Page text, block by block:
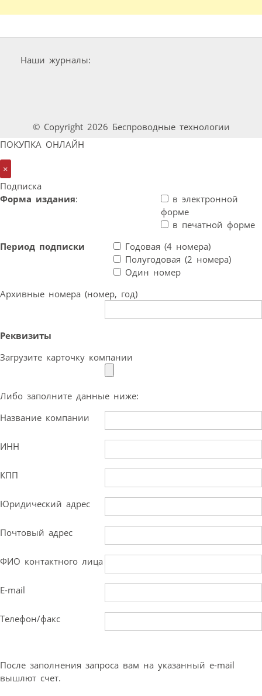
Наши журналы:
© Copyright 2026 Беспроводные технологии
ПОКУПКА ОНЛАЙН
×
Подписка
Форма издания:
в электронной
форме
в печатной форме
Период подписки
Годовая (4 номера)
Полугодовая (2 номера)
Один номер
Архивные номера (номер, год)
Реквизиты
Загрузите карточку компании
Либо заполните данные ниже:
Название компании
ИНН
КПП
Юридический адрес
Почтовый адрес
ФИО контактного лица
E-mail
Телефон/факс
После заполнения запроса вам на указанный e-mail
вышлют счет.